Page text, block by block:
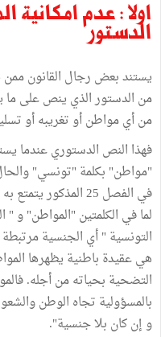
اولا : عدم
الدستور
من الدستور الذي ينص على
من أي مواطن أو تغريبه أو
فهذا النص الدستوري عندما
"مواطن" بكلمة "تونسي"
في الفصل 25
لما في الكلمتين "المواطن" و
التونسية " أي الجنسية مرتبطة
هي عقيدة باطنية يظهرها
التضحية بحياته من أجله.
بالمسؤولية تجاه الوطن
و إن كان بلا جنسية".